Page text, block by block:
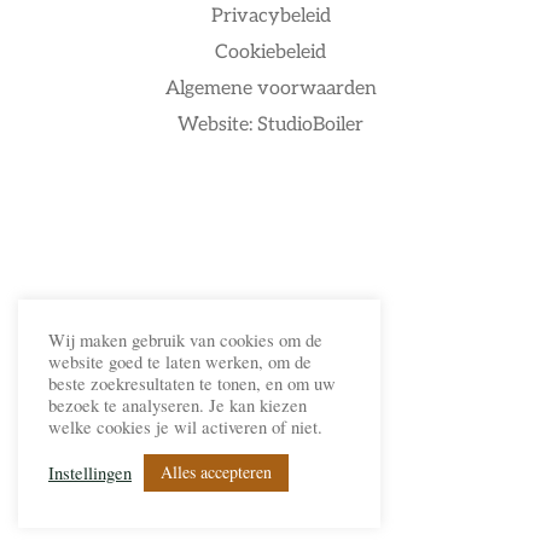
Privacybeleid
Cookiebeleid
Algemene voorwaarden
Website: StudioBoiler
Wij maken gebruik van cookies om de
website goed te laten werken, om de
beste zoekresultaten te tonen, en om uw
bezoek te analyseren. Je kan kiezen
welke cookies je wil activeren of niet.
Instellingen
Alles accepteren